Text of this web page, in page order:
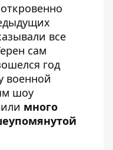
все
сам
год
военной
шоу
много